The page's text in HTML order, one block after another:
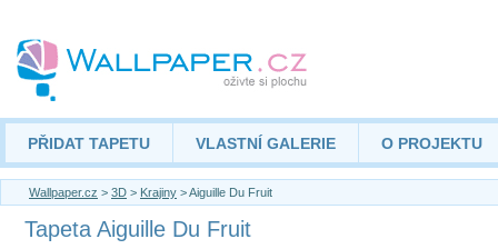
PŘIDAT TAPETU VLASTNÍ GALERIE O PROJEKTU
Wallpaper.cz > 3D > Krajiny > Aiguille Du Fruit
Tapeta Aiguille Du Fruit